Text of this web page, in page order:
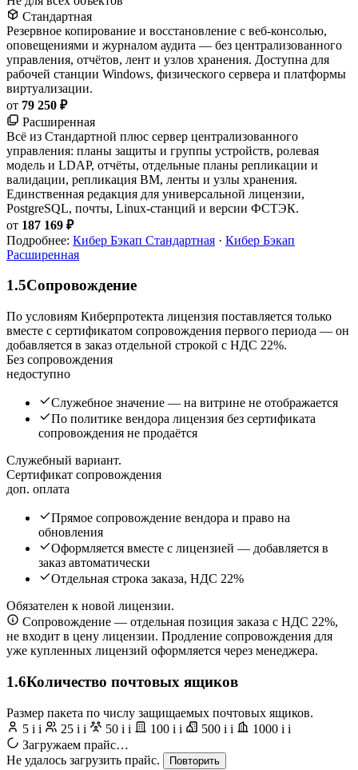
Стандартная
Резервное копирование и восстановление с веб-консолью,
оповещениями и журналом аудита — без централизованного
управления, отчётов, лент и узлов хранения. Доступна для
рабочей станции Windows, физического сервера и платформы
виртуализации.
от 79 250 ₽
Расширенная
Всё из Стандартной плюс сервер централизованного
управления: планы защиты и группы устройств, ролевая
модель и LDAP, отчёты, отдельные планы репликации и
валидации, репликация ВМ, ленты и узлы хранения.
Единственная редакция для универсальной лицензии,
PostgreSQL, почты, Linux-станций и версии ФСТЭК.
от 187 169 ₽
Подробнее: Кибер Бэкап Стандартная · Кибер Бэкап
Расширенная
1.5Сопровождение
По условиям Киберпротекта лицензия поставляется только
вместе с сертификатом сопровождения первого периода — он
добавляется в заказ отдельной строкой с НДС 22%.
Без сопровождения
недоступно
Служебное значение — на витрине не отображается
По политике вендора лицензия без сертификата
сопровождения не продаётся
Служебный вариант.
Сертификат сопровождения
доп. оплата
Прямое сопровождение вендора и право на
обновления
Оформляется вместе с лицензией — добавляется в
заказ автоматически
Отдельная строка заказа, НДС 22%
Обязателен к новой лицензии.
Сопровождение — отдельная позиция заказа с НДС 22%,
не входит в цену лицензии. Продление сопровождения для
уже купленных лицензий оформляется через менеджера.
1.6Количество почтовых ящиков
Размер пакета по числу защищаемых почтовых ящиков.
5 i i 25 i i 50 i i 100 i i 500 i i 1000 i i
Загружаем прайс…
Не удалось загрузить прайс.
Повторить